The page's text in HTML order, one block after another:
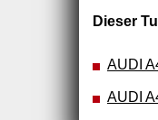
Dieser
AUDI
AUDI